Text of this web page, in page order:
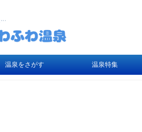
温泉をさがす 温泉特集